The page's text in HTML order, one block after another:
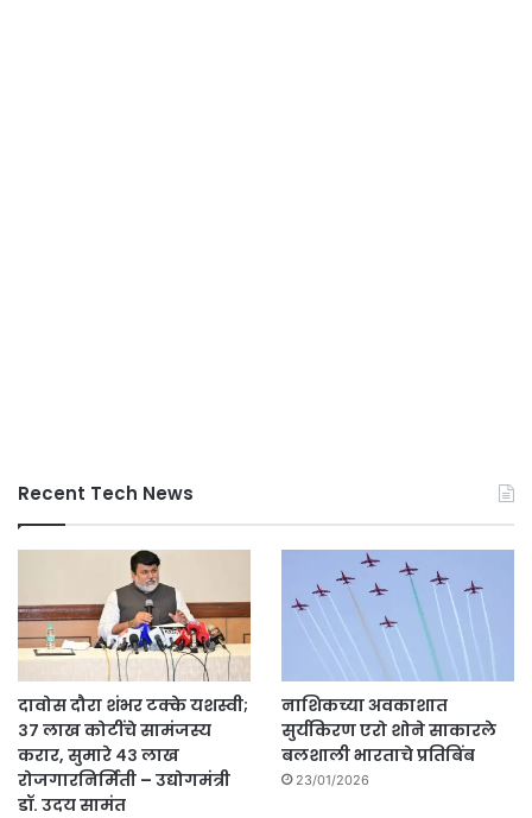
Recent Tech News
दावोस दौरा शंभर टक्के यशस्वी;
३७ लाख कोटींचे सामंजस्य
करार, सुमारे ४३ लाख
रोजगारनिर्मिती – उद्योगमंत्री
डॉ. उदय सामंत
नाशिकच्या अवकाशात
सुर्यकिरण एरो शोने साकारले
बलशाली भारताचे प्रतिबिंब
23/01/2026